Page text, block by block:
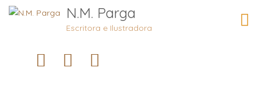
N.M. Parga
Escritora e Ilustradora